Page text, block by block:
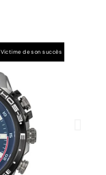
Victime de son succès